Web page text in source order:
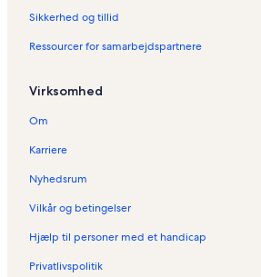
Sikkerhed og tillid
Ressourcer for samarbejdspartnere
Virksomhed
Om
Karriere
Nyhedsrum
Vilkår og betingelser
Hjælp til personer med et handicap
Privatlivspolitik